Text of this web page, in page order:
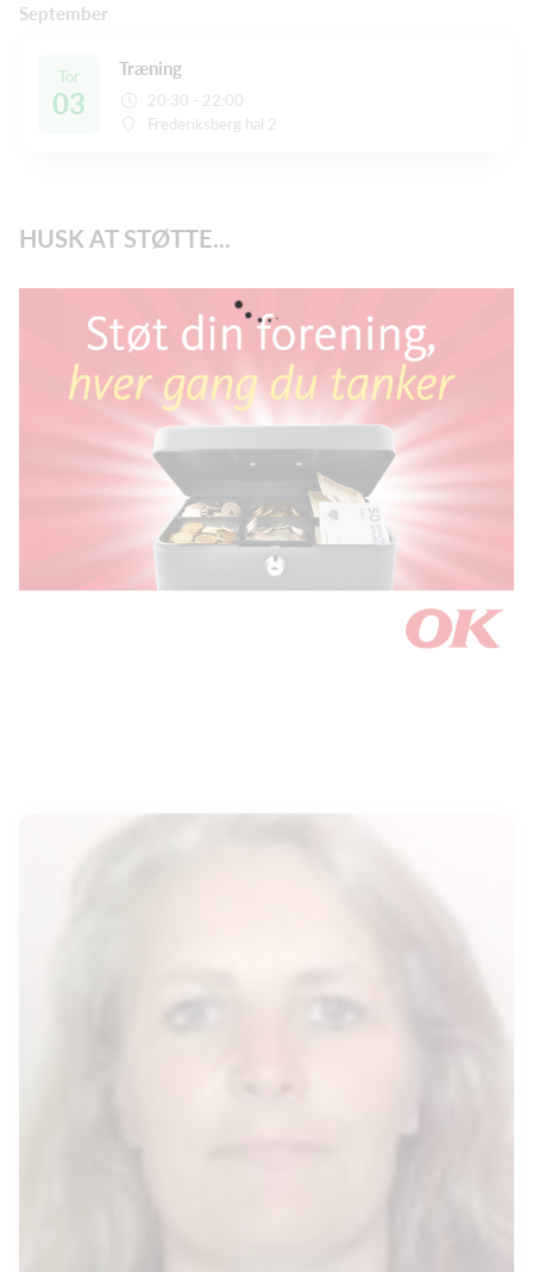
September
Tor
03
Træning
20:30 - 22:00
Frederiksberg hal 2
HUSK AT STØTTE...